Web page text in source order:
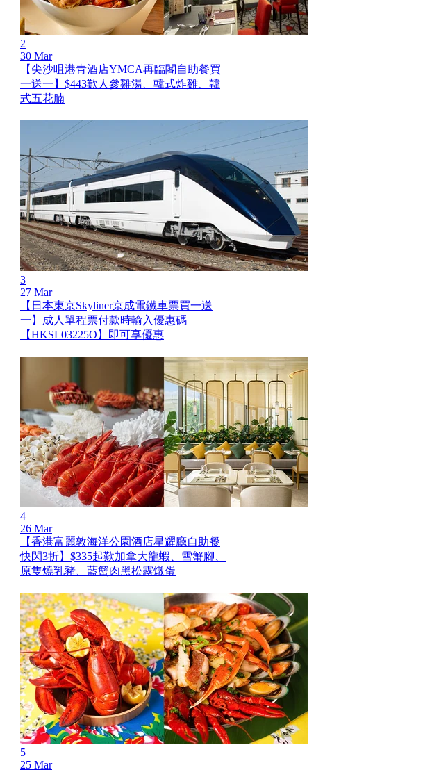
2
30 Mar
【尖沙咀港青酒店YMCA再臨閣自助餐買
一送一】$443歎人參雞湯、韓式炸雞、韓
式五花腩
3
27 Mar
【日本東京Skyliner京成電鐵車票買一送
一】成人單程票付款時輸入優惠碼
【HKSL03225O】即可享優惠
4
26 Mar
【香港富麗敦海洋公園酒店星耀廳自助餐
快閃3折】$335起歎加拿大龍蝦、雪蟹腳、
原隻燒乳豬、藍蟹肉黑松露燉蛋
5
25 Mar